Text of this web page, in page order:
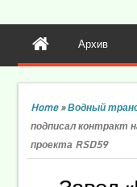
Архив
Home»Водный
подписал контракт
проекта RSD59